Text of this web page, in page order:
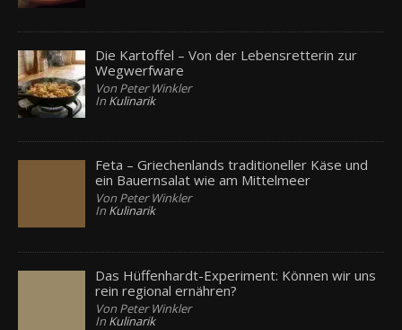
Die Kartoffel – Von der Lebensretterin zur
Wegwerfware
Von Peter Winkler
In Kulinarik
Feta – Griechenlands traditioneller Käse und
ein Bauernsalat wie am Mittelmeer
Von Peter Winkler
In Kulinarik
Das Hüffenhardt-Experiment: Können wir uns
rein regional ernähren?
Von Peter Winkler
In Kulinarik